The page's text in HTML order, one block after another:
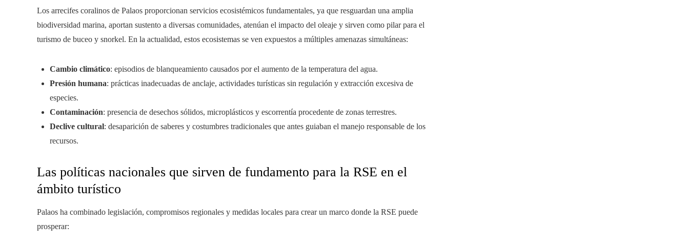
Los arrecifes coralinos de Palaos proporcionan servicios ecosistémicos fundamentales, ya que resguardan una amplia
biodiversidad marina, aportan sustento a diversas comunidades, atenúan el impacto del oleaje y sirven como pilar para el
turismo de buceo y snorkel. En la actualidad, estos ecosistemas se ven expuestos a múltiples amenazas simultáneas:
Cambio climático: episodios de blanqueamiento causados por el aumento de la temperatura del agua.
Presión humana: prácticas inadecuadas de anclaje, actividades turísticas sin regulación y extracción excesiva de
especies.
Contaminación: presencia de desechos sólidos, microplásticos y escorrentía procedente de zonas terrestres.
Declive cultural: desaparición de saberes y costumbres tradicionales que antes guiaban el manejo responsable de los
recursos.
Las políticas nacionales que sirven de fundamento para la RSE en el
ámbito turístico
Palaos ha combinado legislación, compromisos regionales y medidas locales para crear un marco donde la RSE puede
prosperar: